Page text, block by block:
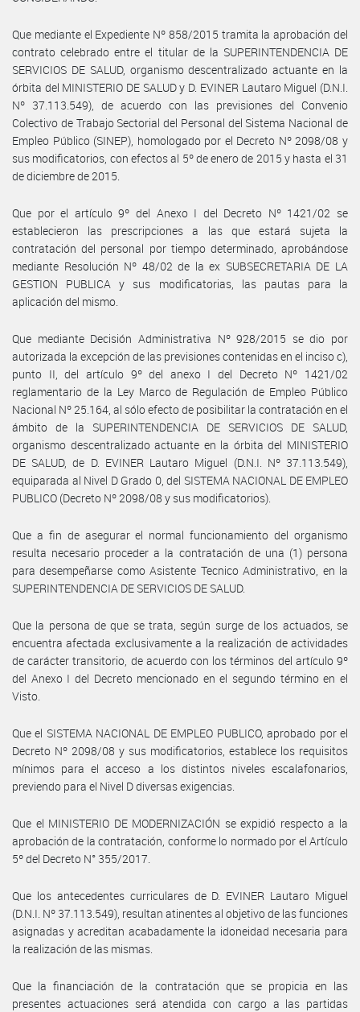
Que mediante el Expediente Nº 858/2015 tramita la aprobación del
contrato celebrado entre el titular de la SUPERINTENDENCIA DE
SERVICIOS DE SALUD, organismo descentralizado actuante en la
órbita del MINISTERIO DE SALUD y D. EVINER Lautaro Miguel (D.N.I.
Nº 37.113.549), de acuerdo con las previsiones del Convenio
Colectivo de Trabajo Sectorial del Personal del Sistema Nacional de
Empleo Público (SINEP), homologado por el Decreto Nº 2098/08 y
sus modificatorios, con efectos al 5º de enero de 2015 y hasta el 31
de diciembre de 2015.
Que por el artículo 9º del Anexo I del Decreto Nº 1421/02 se
establecieron las prescripciones a las que estará sujeta la
contratación del personal por tiempo determinado, aprobándose
mediante Resolución Nº 48/02 de la ex SUBSECRETARIA DE LA
GESTION PUBLICA y sus modificatorias, las pautas para la
aplicación del mismo.
Que mediante Decisión Administrativa Nº 928/2015 se dio por
autorizada la excepción de las previsiones contenidas en el inciso c),
punto II, del artículo 9º del anexo I del Decreto Nº 1421/02
reglamentario de la Ley Marco de Regulación de Empleo Público
Nacional Nº 25.164, al sólo efecto de posibilitar la contratación en el
ámbito de la SUPERINTENDENCIA DE SERVICIOS DE SALUD,
organismo descentralizado actuante en la órbita del MINISTERIO
DE SALUD, de D. EVINER Lautaro Miguel (D.N.I. Nº 37.113.549),
equiparada al Nivel D Grado 0, del SISTEMA NACIONAL DE EMPLEO
PUBLICO (Decreto Nº 2098/08 y sus modificatorios).
Que a fin de asegurar el normal funcionamiento del organismo
resulta necesario proceder a la contratación de una (1) persona
para desempeñarse como Asistente Tecnico Administrativo, en la
SUPERINTENDENCIA DE SERVICIOS DE SALUD.
Que la persona de que se trata, según surge de los actuados, se
encuentra afectada exclusivamente a la realización de actividades
de carácter transitorio, de acuerdo con los términos del artículo 9º
del Anexo I del Decreto mencionado en el segundo término en el
Visto.
Que el SISTEMA NACIONAL DE EMPLEO PUBLICO, aprobado por el
Decreto Nº 2098/08 y sus modificatorios, establece los requisitos
mínimos para el acceso a los distintos niveles escalafonarios,
previendo para el Nivel D diversas exigencias.
Que el MINISTERIO DE MODERNIZACIÓN se expidió respecto a la
aprobación de la contratación, conforme lo normado por el Artículo
5º del Decreto N° 355/2017.
Que los antecedentes curriculares de D. EVINER Lautaro Miguel
(D.N.I. Nº 37.113.549), resultan atinentes al objetivo de las funciones
asignadas y acreditan acabadamente la idoneidad necesaria para
la realización de las mismas.
Que la financiación de la contratación que se propicia en las
presentes actuaciones será atendida con cargo a las partidas